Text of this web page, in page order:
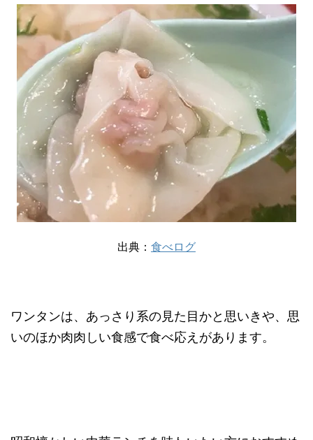
出典： 食べログ
ワンタンは、あっさり系の見た目かと思いきや、思
いのほか肉肉しい食感で食べ応えがあります。